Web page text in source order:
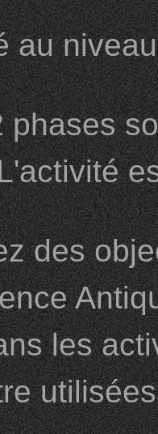
au
phases
des
les